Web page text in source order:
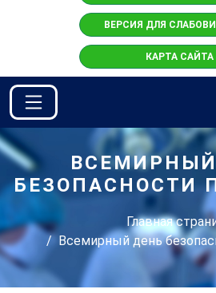
ВЕРСИЯ ДЛЯ
КАРТА САЙТА
БЕЗОПАСНОСТИ
Главная
Всемирный день